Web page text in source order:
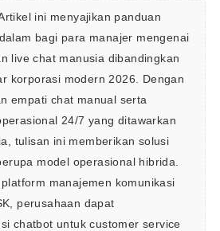
Artikel ini menyajikan panduan
bagi para manajer mengenai
live chat manusia dibandingkan
korporasi modern 2026. Dengan
empati chat manual serta
24/7 yang ditawarkan
tulisan ini memberikan solusi
model operasional hibrida.
manajemen komunikasi
perusahaan dapat
chatbot untuk customer service